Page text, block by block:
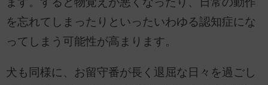
を忘れてしまったりといったいわゆる認知症にな
ってしまう可能性が高まります。
犬も同様に、お留守番が長く退屈な日々を過ごし